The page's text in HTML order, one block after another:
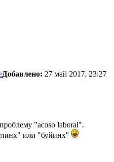
Добавлено: 27 май 2017, 23:27
"acoso laboral".
или "буйинх"